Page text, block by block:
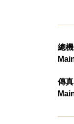
總機
傳真